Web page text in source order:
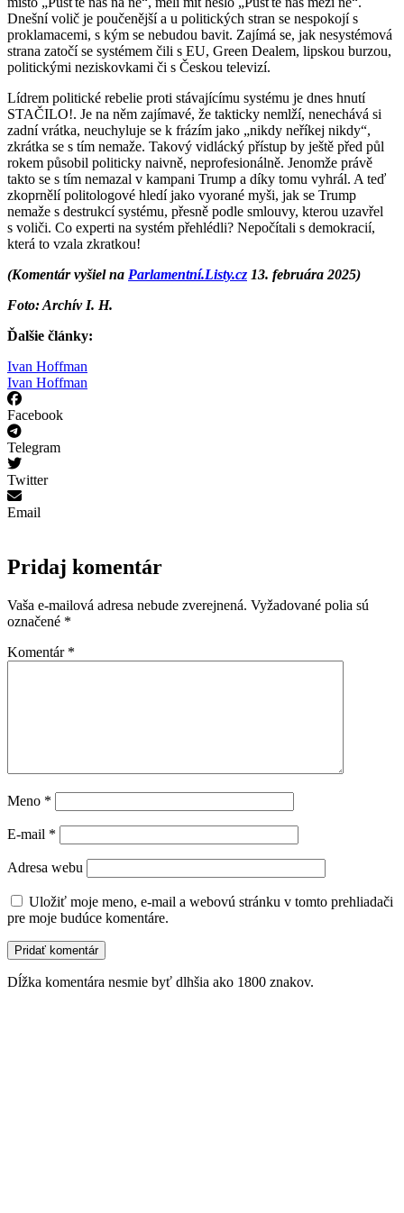
Dnešní volič je poučenější a u politických stran se nespokojí s
proklamacemi, s kým se nebudou bavit. Zajímá se, jak nesystémová
strana zatočí se systémem čili s EU, Green Dealem, lipskou burzou,
politickými neziskovkami či s Českou televizí.
Lídrem politické rebelie proti stávajícímu systému je dnes hnutí
STAČILO!. Je na něm zajímavé, že takticky nemlží, nenechává si
zadní vrátka, neuchyluje se k frázím jako „nikdy neříkej nikdy“,
zkrátka se s tím nemaže. Takový vidlácký přístup by ještě před půl
rokem působil politicky naivně, neprofesionálně. Jenomže právě
takto se s tím nemazal v kampani Trump a díky tomu vyhrál. A teď
zkoprnělí politologové hledí jako vyorané myši, jak se Trump
nemaže s destrukcí systému, přesně podle smlouvy, kterou uzavřel
s voliči. Co experti na systém přehlédli? Nepočítali s demokracií,
která to vzala zkratkou!
(Komentár vyšiel na Parlamentní.Listy.cz 13. februára 2025)
Foto: Archív I. H.
Ďalšie články:
Ivan Hoffman
Ivan Hoffman
Facebook
Telegram
Twitter
Email
Pridaj komentár
Vaša e-mailová adresa nebude zverejnená. Vyžadované polia sú
označené *
Komentár *
Meno *
E-mail *
Adresa webu
Uložiť moje meno, e-mail a webovú stránku v tomto prehliadači
pre moje budúce komentáre.
Dĺžka komentára nesmie byť dlhšia ako 1800 znakov.